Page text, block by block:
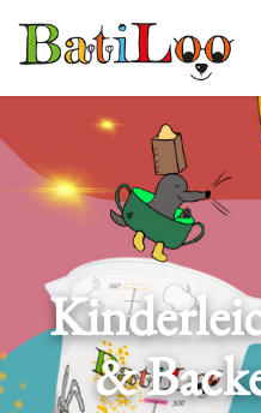
&